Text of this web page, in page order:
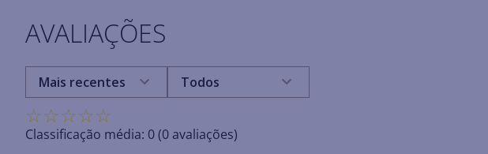
AVALIAÇÕES
☆☆☆☆☆
Classificação média: 0(0 avaliações)
Mais recentes Todos